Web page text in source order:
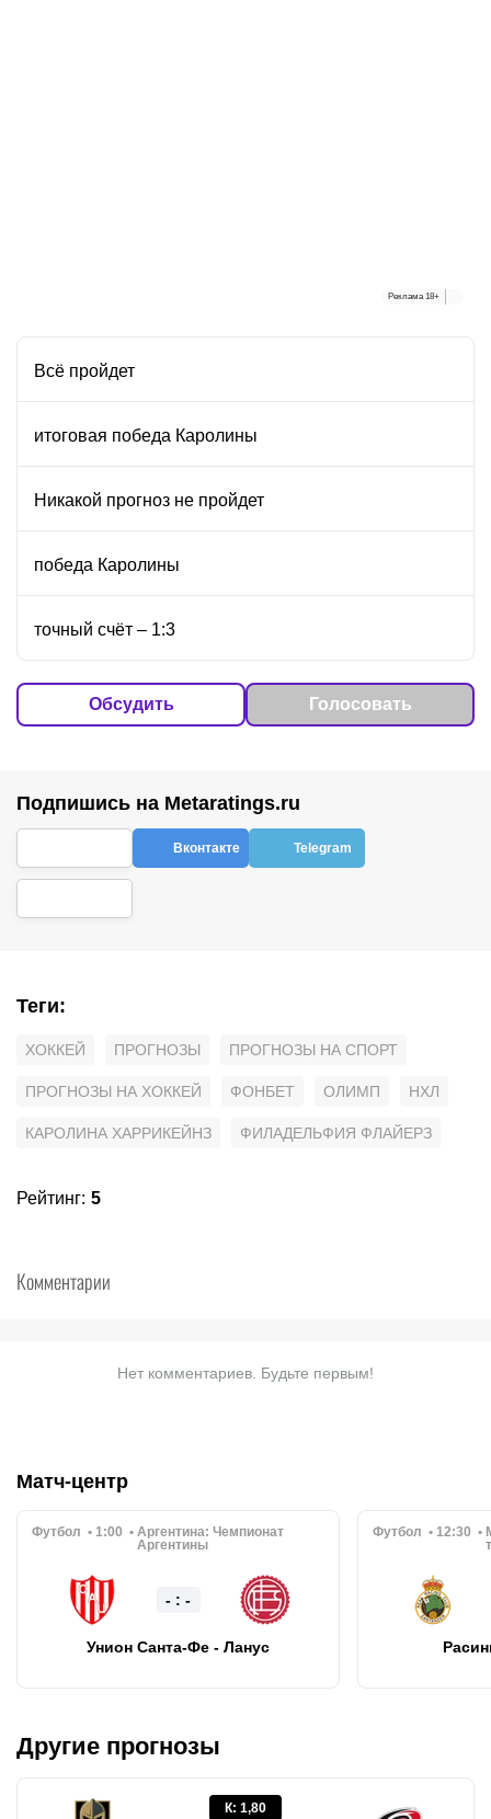
Реклама 18+
Всё пройдет
итоговая победа Каролины
Никакой прогноз не пройдет
победа Каролины
точный счёт – 1:3
Обсудить Голосовать
Подпишись на Metaratings.ru
Вконтакте Telegram
Теги:
ХОККЕЙ ПРОГНОЗЫ ПРОГНОЗЫ НА СПОРТ
ПРОГНОЗЫ НА ХОККЕЙ ФОНБЕТ ОЛИМП НХЛ
КАРОЛИНА ХАРРИКЕЙНЗ ФИЛАДЕЛЬФИЯ ФЛАЙЕРЗ
Рейтинг: 5
Комментарии
Нет комментариев. Будьте первым!
Матч-центр
Футбол 1:00 Аргентина: Чемпионат
Аргентины
- : -
Унион Санта-Фе - Ланус
Футбол 12:30
Другие прогнозы
К: 1,80